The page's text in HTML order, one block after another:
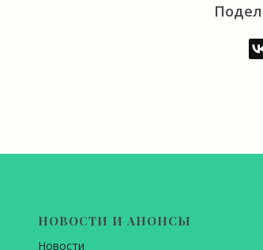
НОВОСТИ И АНОНСЫ
Новости